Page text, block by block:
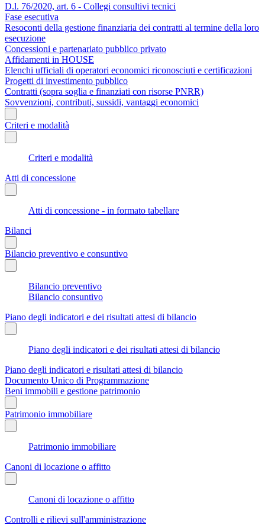
D.l. 76/2020, art. 6 - Collegi consultivi tecnici
Fase esecutiva
Resoconti della gestione finanziaria dei contratti al termine della loro
esecuzione
Concessioni e partenariato pubblico privato
Affidamenti in HOUSE
Elenchi ufficiali di operatori economici riconosciuti e certificazioni
Progetti di investimento pubblico
Contratti (sopra soglia e finanziati con risorse PNRR)
Sovvenzioni, contributi, sussidi, vantaggi economici
Criteri e modalità
Criteri e modalità
Atti di concessione
Atti di concessione - in formato tabellare
Bilanci
Bilancio preventivo e consuntivo
Bilancio preventivo
Bilancio consuntivo
Piano degli indicatori e dei risultati attesi di bilancio
Piano degli indicatori e dei risultati attesi di bilancio
Piano degli indicatori e risultati attesi di bilancio
Documento Unico di Programmazione
Beni immobili e gestione patrimonio
Patrimonio immobiliare
Patrimonio immobiliare
Canoni di locazione o affitto
Canoni di locazione o affitto
Controlli e rilievi sull'amministrazione